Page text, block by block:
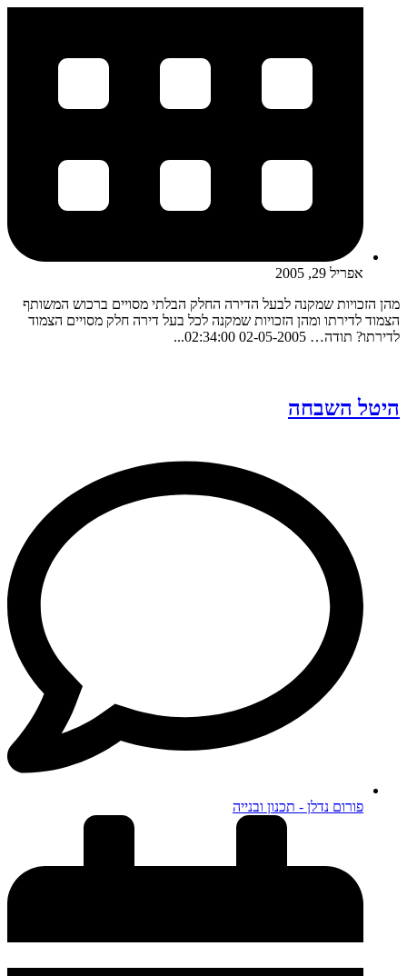
אפריל 29, 2005
מהן הזכויות שמקנה לבעל הדירה החלק הבלתי מסויים ברכוש המשותף
הצמוד לדירתו ומהן הזכויות שמקנה לכל בעל דירה חלק מסויים הצמוד
לדירתו? תודה… 02-05-2005 02:34:00...
היטל השבחה
פורום נדלן - תכנון ובנייה